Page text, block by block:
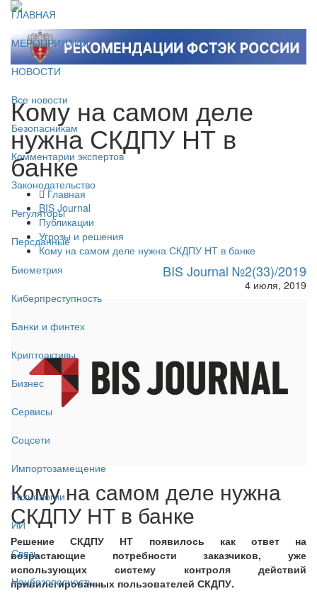
ГЛАВНАЯ
МЕРОПРИЯТИЯ
НОВОСТИ
Все новости
Безопасникам
Комментарии экспертов
Законодательство
Регуляторы
Персданные
Биометрия
Киберпреступность
Банки и финтех
Криптоактивы
Бизнес
Сервисы
Соцсети
Импортозамещение
Технологии
ИИ
Связь
Нацбезопасность
Кому на самом деле
нужна СКДПУ НТ в
банке
Главная
BIS Journal
Публикации
Угрозы и решения
Кому на самом деле нужна СКДПУ НТ в банке
BIS Journal №2(33)/2019
4 июля, 2019
Кому на самом деле нужна
СКДПУ НТ в банке
Решение СКДПУ НТ появилось как ответ на
возрастающие потребности заказчиков, уже
использующих систему контроля действий
привилегированных пользователей СКДПУ.